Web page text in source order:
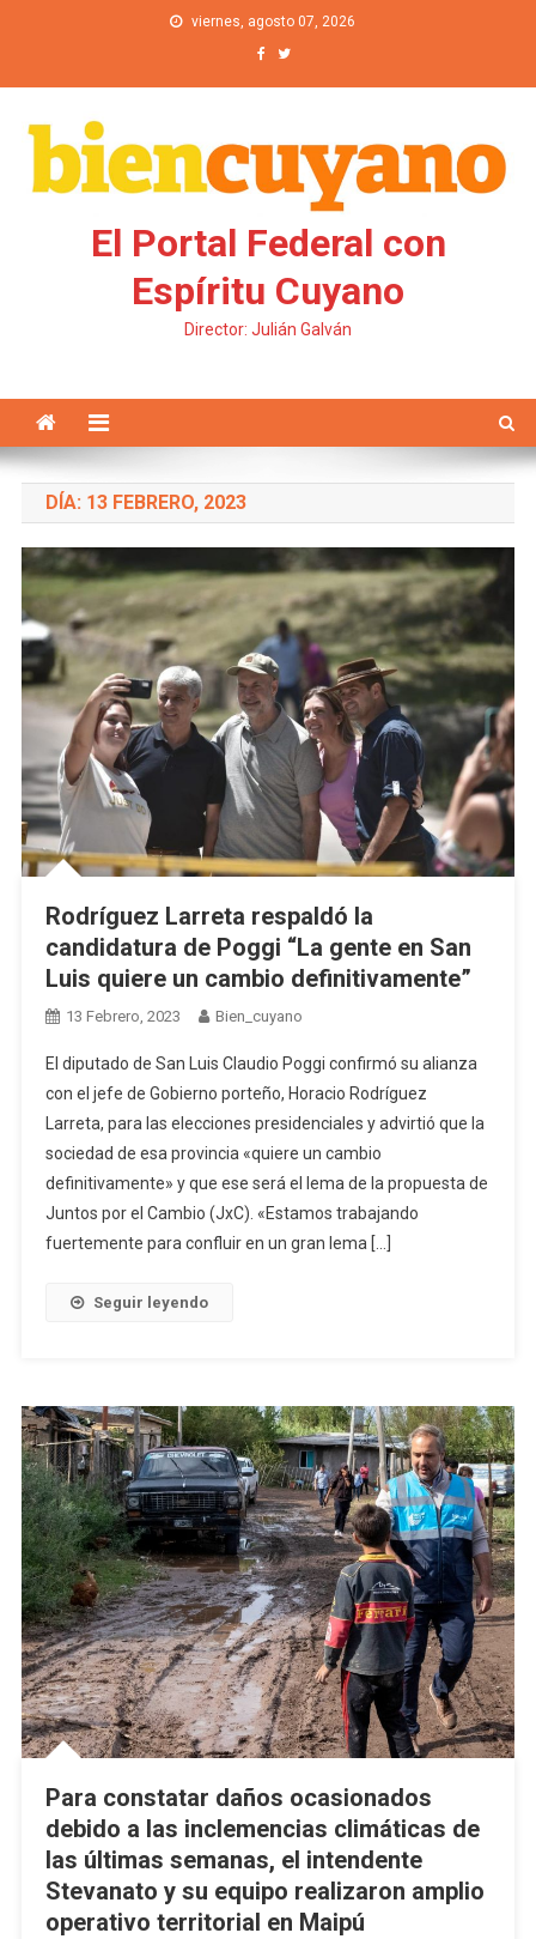
viernes, agosto 07, 2026
El Portal Federal con
Espíritu Cuyano
Director: Julián Galván
DÍA: 13 FEBRERO, 2023
Rodríguez Larreta respaldó la
candidatura de Poggi “La gente en San
Luis quiere un cambio definitivamente”
13 Febrero, 2023 Bien_cuyano
El diputado de San Luis Claudio Poggi confirmó su alianza
con el jefe de Gobierno porteño, Horacio Rodríguez
Larreta, para las elecciones presidenciales y advirtió que la
sociedad de esa provincia «quiere un cambio
definitivamente» y que ese será el lema de la propuesta de
Juntos por el Cambio (JxC). «Estamos trabajando
fuertemente para confluir en un gran lema […]
Seguir leyendo
Para constatar daños ocasionados
debido a las inclemencias climáticas de
las últimas semanas, el intendente
Stevanato y su equipo realizaron amplio
operativo territorial en Maipú